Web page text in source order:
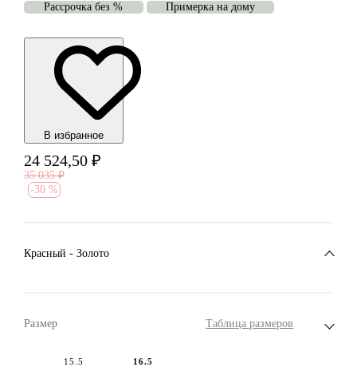
Рассрочка без % Примерка на дому
В избранноe
24 524,50 ₽
35 035 ₽
-30 %
Красный - Золото
Размер Таблица размеров
15.5 16.5